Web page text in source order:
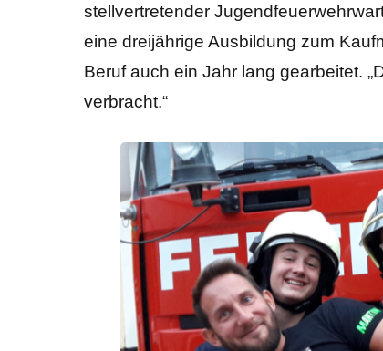
stellvertretender
eine dreijährige Ausbildung zum
Beruf auch ein Jahr lang gearbeitet.
verbracht.“